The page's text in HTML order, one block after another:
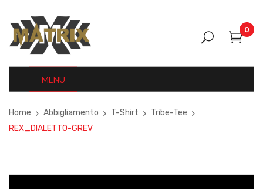
0
MENU
Home Abbigliamento T-Shirt
Tribe-Tee
REX_DIALETTO-GREV